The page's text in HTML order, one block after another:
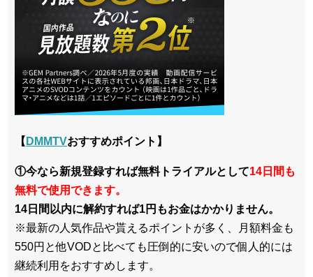
【 DMMTVおすすめポイント】
①今なら新規登録すれば無料トライアルとして14日間も
無料で使用できます。
14日間以内に解約すれば1円もお金はかかりません。
※最新の人気作品や貰えるポイントが多く、月額料金も
550円と他VODと比べても圧倒的に安いので個人的には
継続利用をおすすめします。